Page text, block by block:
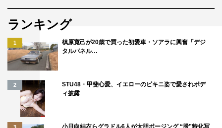
ランキング
1
槙原寛己が20歳で買った初愛車・ソアラに興奮「デジ
タルパネル…
2
STU48・甲斐心愛、イエローのビキニ姿で愛されボデ
ィ披露
小日向結衣らグラドル6人が大胆ポージング “股”特化写